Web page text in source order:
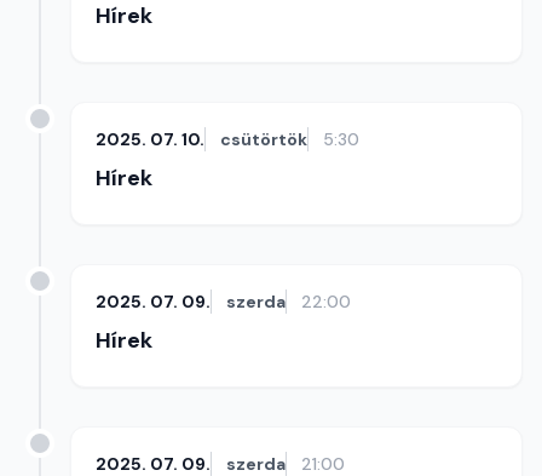
Hírek
2025. 07. 10. csütörtök 5:30
Hírek
2025. 07. 09. szerda 22:00
Hírek
2025. 07. 09. szerda 21:00